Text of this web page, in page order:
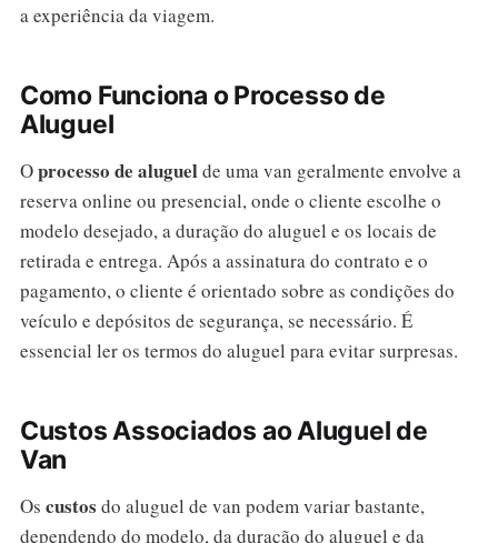
a experiência da viagem.
Como Funciona o Processo de
Aluguel
Oprocesso de aluguelde uma van geralmente envolve a
reserva online ou presencial, onde o cliente escolhe o
modelo desejado, a duração do aluguel e os locais de
retirada e entrega. Após a assinatura do contrato e o
pagamento, o cliente é orientado sobre as condições do
veículo e depósitos de segurança, se necessário. É
essencial ler os termos do aluguel para evitar surpresas.
Custos Associados ao Aluguel de
Van
Os custos do aluguel de van podem variar bastante,
dependendo do modelo, da duração do aluguel e da